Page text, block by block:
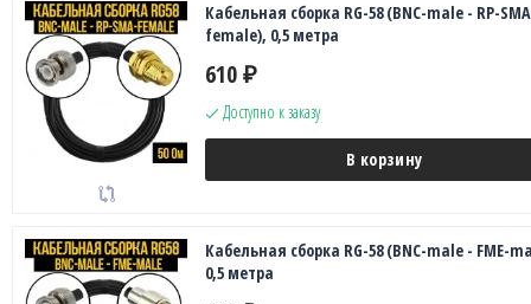
Кабельная сборка RG-58 (BNC-male - RP-
female), 0,5 метра
610 ₽
Доступно к заказу
В корзину
Кабельная сборка RG-58 (BNC-male - FME-
0,5 метра